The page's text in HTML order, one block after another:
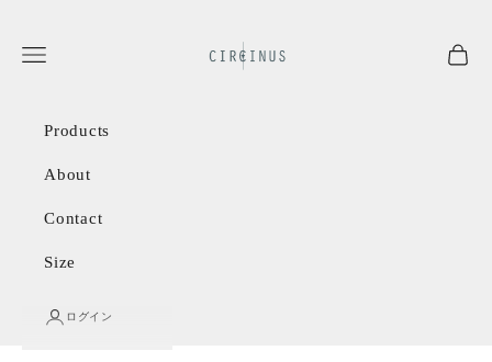
メニュー
カー
Products
About
Contact
Size
ログイン